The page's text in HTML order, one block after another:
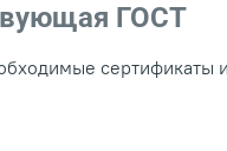
ГОСТ
сертификаты